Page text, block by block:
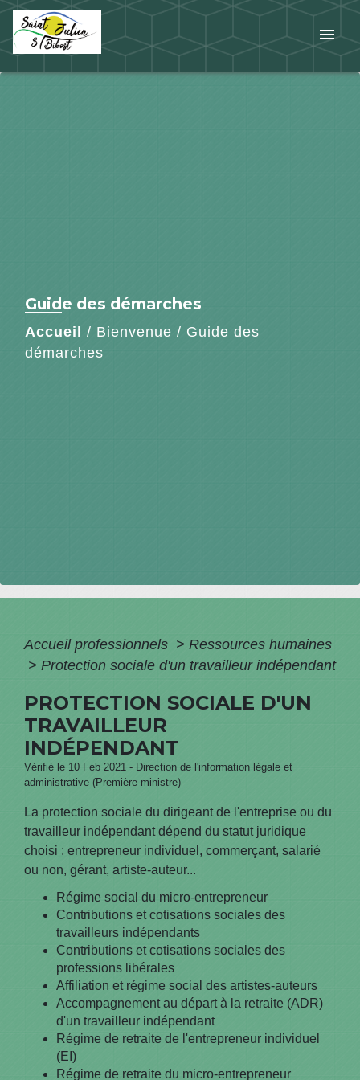
menu
Guide des démarches
Accueil / Bienvenue / Guide des
démarches
Accueil professionnels > Ressources humaines
> Protection sociale d'un travailleur indépendant
PROTECTION SOCIALE D'UN
TRAVAILLEUR
INDÉPENDANT
Vérifié le 10 Feb 2021 - Direction de l'information légale et
administrative (Première ministre)
La protection sociale du dirigeant de l'entreprise ou du
travailleur indépendant dépend du statut juridique
choisi : entrepreneur individuel, commerçant, salarié
ou non, gérant, artiste-auteur...
Régime social du micro-entrepreneur
Contributions et cotisations sociales des
travailleurs indépendants
Contributions et cotisations sociales des
professions libérales
Affiliation et régime social des artistes-auteurs
Accompagnement au départ à la retraite (ADR)
d'un travailleur indépendant
Régime de retraite de l'entrepreneur individuel
(EI)
Régime de retraite du micro-entrepreneur